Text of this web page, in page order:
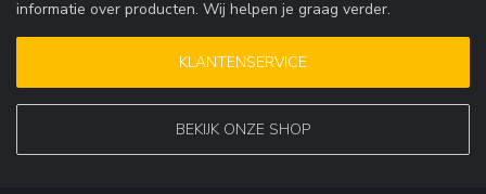
informatie over producten. Wij helpen je graag verder.
KLANTENSERVICE
BEKIJK ONZE SHOP